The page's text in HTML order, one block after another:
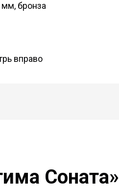
мм, бронза
вправо
Соната»